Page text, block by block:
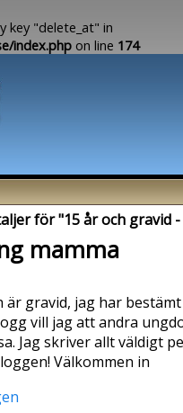
key "delete_at" in
index.php on line 174
för "15 år och gravid
mamma
är gravid, jag har
vill jag att andra
Jag skriver allt väldigt
Välkommen in